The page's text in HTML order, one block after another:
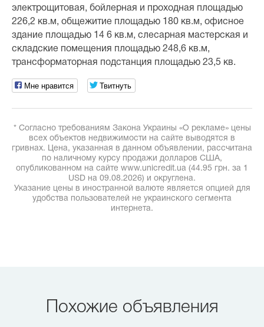
электрощитовая, бойлерная и проходная площадью
226,2 кв.м, общежитие площадью 180 кв.м, офисное
здание площадью 14 6 кв.м, слесарная мастерская и
складские помещения площадью 248,6 кв.м,
трансформаторная подстанция площадью 23,5 кв.
Мне нравится Твитнуть
* Согласно требованиям Закона Украины «О рекламе» цены
всех объектов недвижимости на сайте выводятся в
гривнах. Цена, указанная в данном объявлении, рассчитана
по наличному курсу продажи долларов США,
опубликованном на сайте www.unicredit.ua (44.95 грн. за 1
USD на 09.08.2026) и округлена.
Указание цены в иностранной валюте является опцией для
удобства пользователей не украинского сегмента
интернета.
Похожие объявления